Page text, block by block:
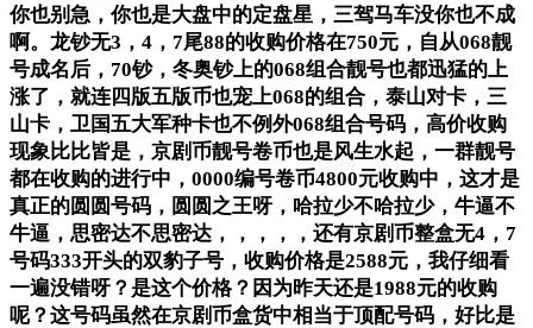
你也别急，你也是大盘中的定盘星，三驾马车没你也不成
啊。龙钞无3，4，7尾88的收购价格在750元，自从068靓
号成名后，70钞，冬奥钞上的068组合靓号也都迅猛的上
涨了，就连四版五版币也宠上068的组合，泰山对卡，三
山卡，卫国五大军种卡也不例外068组合号码，高价收购
现象比比皆是，京剧币靓号卷币也是风生水起，一群靓号
都在收购的进行中，0000编号卷币4800元收购中，这才是
真正的圆圆号码，圆圆之王呀，哈拉少不哈拉少，牛逼不
牛逼，思密达不思密达，，，，，还有京剧币整盒无4，7
号码333开头的双豹子号，收购价格是2588元，我仔细看
一遍没错呀？是这个价格？因为昨天还是1988元的收购
呢？这号码虽然在京剧币盒货中相当于顶配号码，好比是